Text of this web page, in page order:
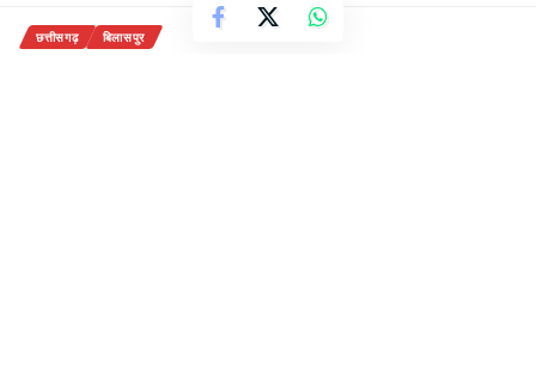
छत्तीसगढ़ बिलासपुर